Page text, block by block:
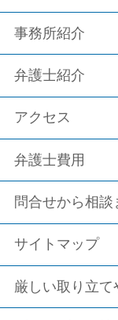
事務所紹介
弁護士紹介
アクセス
弁護士費用
問合せから相
サイトマップ
厳しい取り立て